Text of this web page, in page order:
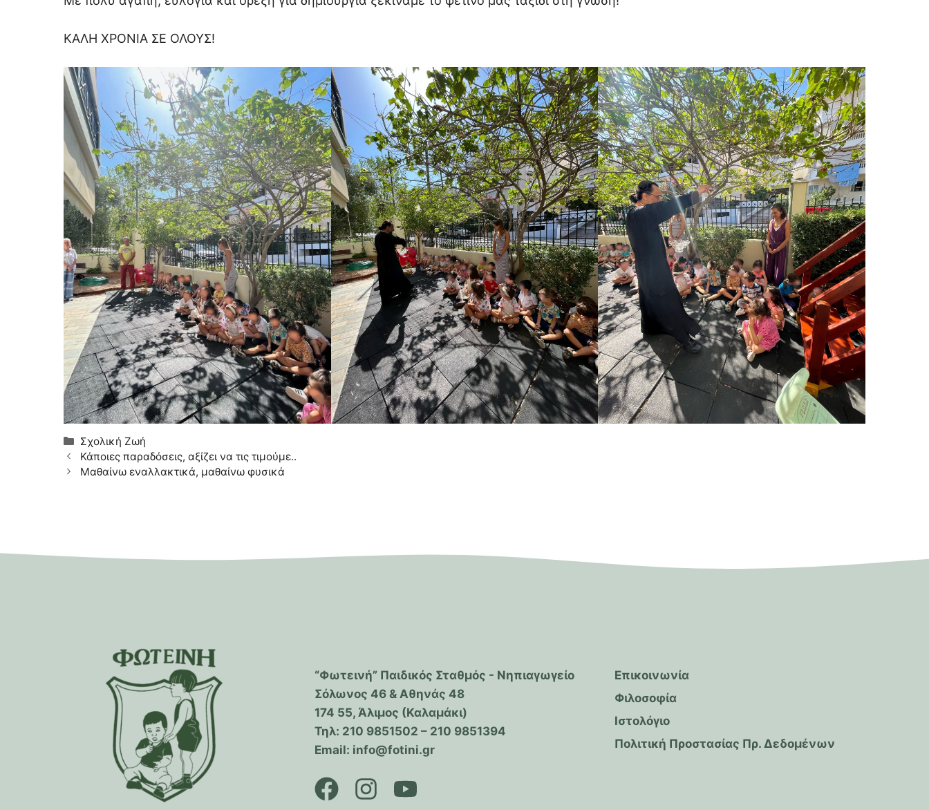
ΚΑΛΗ ΧΡΟΝΙΑ ΣΕ ΟΛΟΥΣ!
Κατηγορίες
Σχολική Ζωή
Κάποιες παραδόσεις, αξίζει να τις τιμούμε..
Μαθαίνω εναλλακτικά, μαθαίνω φυσικά
“Φωτεινή” Παιδικός Σταθμός - Νηπιαγωγείο
Σόλωνος 46 & Αθηνάς 48
174 55, Άλιμος (Καλαμάκι)
Τηλ: 210 9851502 – 210 9851394
Email: info@fotini.gr
Επικοινωνία
Φιλοσοφία
Ιστολόγιο
Πολιτική Προστασίας Πρ. Δεδομένων